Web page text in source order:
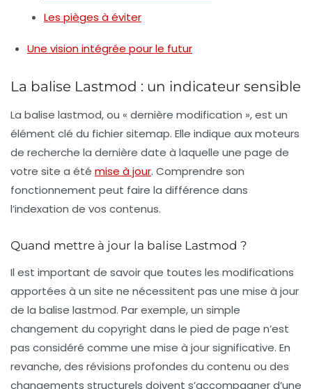
Les pièges à éviter
Une vision intégrée pour le futur
La balise Lastmod : un indicateur sensible
La balise lastmod, ou « dernière modification », est un
élément clé du fichiersitemap. Elle indique aux moteurs
de recherche la dernière date à laquelle une page de
votre site a été mise à jour. Comprendre son
fonctionnement peut faire la différence dans
l’indexation de vos contenus.
Quand mettre à jour la balise Lastmod ?
Il est important de savoir que toutes les modifications
apportées à un site ne nécessitent pas une mise à jour
de la balise lastmod. Par exemple, un simple
changement du copyright dans le pied de page n’est
pas considéré comme une mise à jour significative. En
revanche, des révisions profondes du contenu ou des
changements structurels doivent s’accompagner d’une